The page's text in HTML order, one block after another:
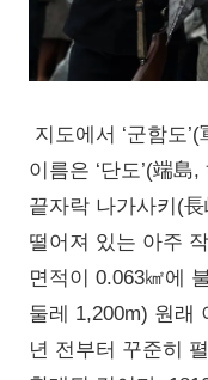
지도에서 ‘군함도
이름은 ‘단도’(端
끝자락 나가사키(
떨어져 있는 아주
면적이 0.063㎢에
둘레 1,200m) 원래
년 전부터 꾸준히